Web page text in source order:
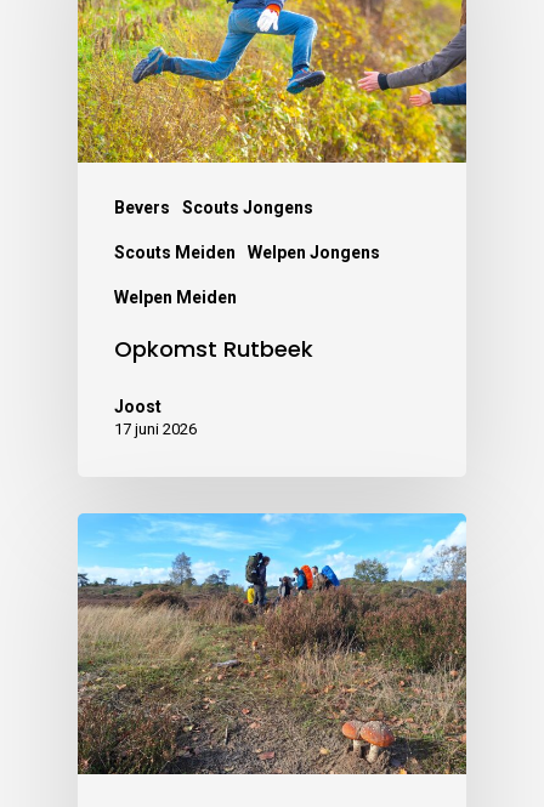
Bevers Scouts Jongens
Scouts Meiden Welpen Jongens
Welpen Meiden
Opkomst Rutbeek
Joost
17 juni 2026